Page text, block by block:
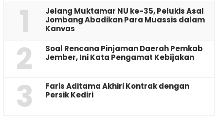
1
Jelang Muktamar NU ke-35, Pelukis Asal
Jombang Abadikan Para Muassis dalam
Kanvas
2
‎Soal Rencana Pinjaman Daerah Pemkab
Jember, Ini Kata Pengamat Kebijakan ‎
3
Faris Aditama Akhiri Kontrak dengan
Persik Kediri